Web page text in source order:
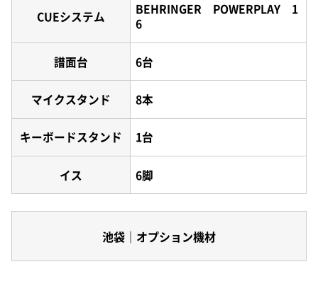
CUEシステム
BEHRINGER POWERPLAY 1
6
譜面台 6台
マイクスタンド 8本
キーボードスタンド 1台
イス 6脚
池袋｜オプション機材